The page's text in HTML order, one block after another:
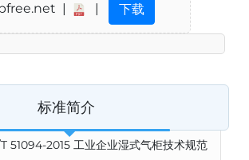
| | 下载
标准简介
51094-2015 工业企业湿式气柜技术规范